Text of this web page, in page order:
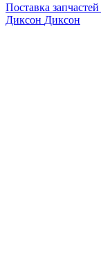
Поставка запчастей
Диксон Диксон